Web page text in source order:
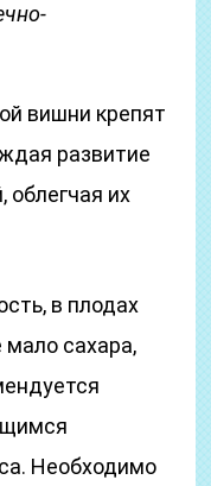
вишни крепят
развитие
облегчая их
в плодах
мало сахара,
Необходимо